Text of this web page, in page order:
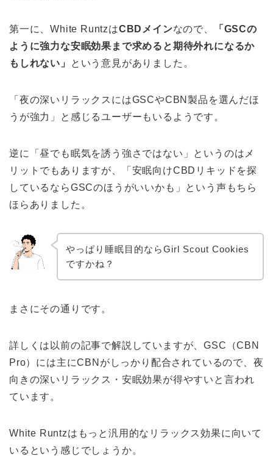
第一に、White RuntzはCBDメインなので、
「GSCの
ように強力な安眠効果まで求めると期待外れになるか
もしれない」
という意見がありました。
「夜の深いリラックスにはGSCやCBN製品を選んだほ
うが強力」と感じるユーザーもいるようです。
逆に「昼でも眠気を誘う強さではない」というのはメ
リットでもありますが、「安眠向けCBDリキッドを探
しているならGSCのほうがいいかも」という声もちら
ほらありました。
やっぱり睡眠目的ならGirl Scout Cookies
ですかね？
まさにその通りです。
詳しくは以前の記事で解説していますが、GSC（CBN
Pro）には主にCBNがしっかり配合されているので、夜
向きの深いリラックス・安眠効果が得やすいと言われ
ています。
White Runtzはもっと汎用的なリラックス効果に向いて
いるという感じでしょうか。